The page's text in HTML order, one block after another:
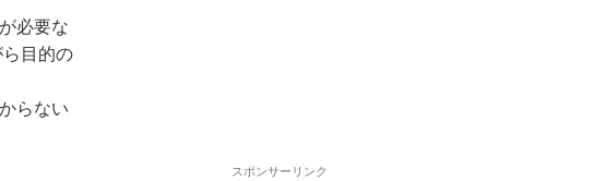
必要な
目的の
らない
スポンサーリンク